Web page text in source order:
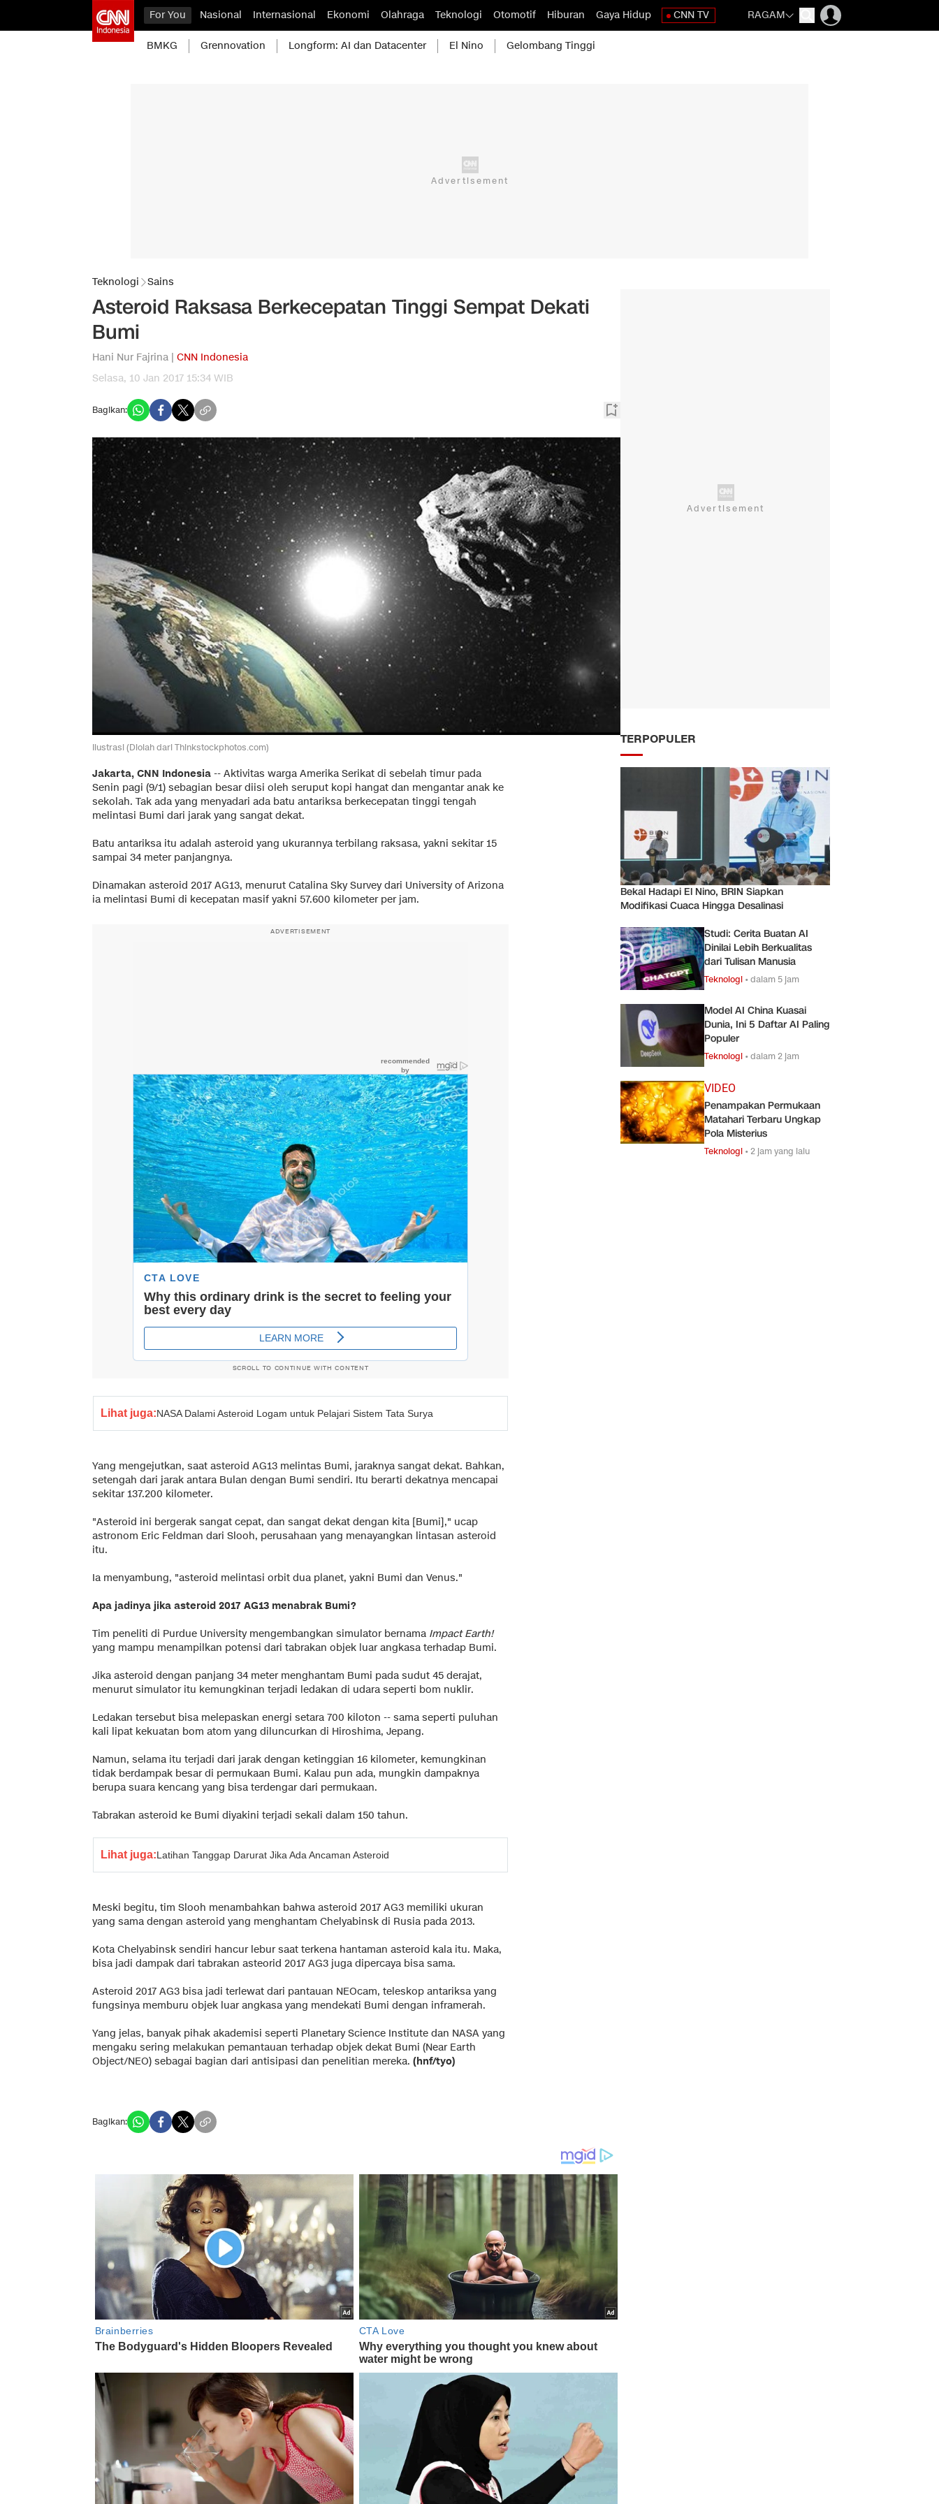
For You Nasional Internasional Ekonomi Olahraga Teknologi Otomotif Hiburan Gaya Hidup CNN TV RAGAM
BMKG Grennovation Longform: AI dan Datacenter El Nino Gelombang Tinggi
Teknologi Sains
Asteroid Raksasa Berkecepatan Tinggi Sempat Dekati
Bumi
Hani Nur Fajrina | CNN Indonesia
Selasa, 10 Jan 2017 15:34 WIB
Bagikan:
Ilustrasi (Diolah dari Thinkstockphotos.com)
Jakarta, CNN Indonesia -- Aktivitas warga Amerika Serikat di sebelah timur pada
Senin pagi (9/1) sebagian besar diisi oleh seruput kopi hangat dan mengantar anak ke
sekolah. Tak ada yang menyadari ada batu antariksa berkecepatan tinggi tengah
melintasi Bumi dari jarak yang sangat dekat.
Batu antariksa itu adalah asteroid yang ukurannya terbilang raksasa, yakni sekitar 15
sampai 34 meter panjangnya.
Dinamakan asteroid 2017 AG13, menurut Catalina Sky Survey dari University of Arizona
ia melintasi Bumi di kecepatan masif yakni 57.600 kilometer per jam.
ADVERTISEMENT
SCROLL TO CONTINUE WITH CONTENT
Lihat juga:NASA Dalami Asteroid Logam untuk Pelajari Sistem Tata Surya
Yang mengejutkan, saat asteroid AG13 melintas Bumi, jaraknya sangat dekat. Bahkan,
setengah dari jarak antara Bulan dengan Bumi sendiri. Itu berarti dekatnya mencapai
sekitar 137.200 kilometer.
"Asteroid ini bergerak sangat cepat, dan sangat dekat dengan kita [Bumi]," ucap
astronom Eric Feldman dari Slooh, perusahaan yang menayangkan lintasan asteroid
itu.
Ia menyambung, "asteroid melintasi orbit dua planet, yakni Bumi dan Venus."
Apa jadinya jika asteroid 2017 AG13 menabrak Bumi?
Tim peneliti di Purdue University mengembangkan simulator bernama Impact Earth!
yang mampu menampilkan potensi dari tabrakan objek luar angkasa terhadap Bumi.
Jika asteroid dengan panjang 34 meter menghantam Bumi pada sudut 45 derajat,
menurut simulator itu kemungkinan terjadi ledakan di udara seperti bom nuklir.
Ledakan tersebut bisa melepaskan energi setara 700 kiloton -- sama seperti puluhan
kali lipat kekuatan bom atom yang diluncurkan di Hiroshima, Jepang.
Namun, selama itu terjadi dari jarak dengan ketinggian 16 kilometer, kemungkinan
tidak berdampak besar di permukaan Bumi. Kalau pun ada, mungkin dampaknya
berupa suara kencang yang bisa terdengar dari permukaan.
Tabrakan asteroid ke Bumi diyakini terjadi sekali dalam 150 tahun.
Lihat juga:Latihan Tanggap Darurat Jika Ada Ancaman Asteroid
Meski begitu, tim Slooh menambahkan bahwa asteroid 2017 AG3 memiliki ukuran
yang sama dengan asteroid yang menghantam Chelyabinsk di Rusia pada 2013.
Kota Chelyabinsk sendiri hancur lebur saat terkena hantaman asteroid kala itu. Maka,
bisa jadi dampak dari tabrakan asteorid 2017 AG3 juga dipercaya bisa sama.
Asteroid 2017 AG3 bisa jadi terlewat dari pantauan NEOcam, teleskop antariksa yang
fungsinya memburu objek luar angkasa yang mendekati Bumi dengan inframerah.
Yang jelas, banyak pihak akademisi seperti Planetary Science Institute dan NASA yang
mengaku sering melakukan pemantauan terhadap objek dekat Bumi (Near Earth
Object/NEO) sebagai bagian dari antisipasi dan penelitian mereka. (hnf/tyo)
Bagikan:
TERPOPULER
Bekal Hadapi El Nino, BRIN Siapkan
Modifikasi Cuaca Hingga Desalinasi
Studi: Cerita Buatan AI
Dinilai Lebih Berkualitas
dari Tulisan Manusia
Teknologi •dalam 5 jam
Model AI China Kuasai
Dunia, Ini 5 Daftar AI Paling
Populer
Teknologi •dalam 2 jam
VIDEO
Penampakan Permukaan
Matahari Terbaru Ungkap
Pola Misterius
Teknologi •2 jam yang lalu